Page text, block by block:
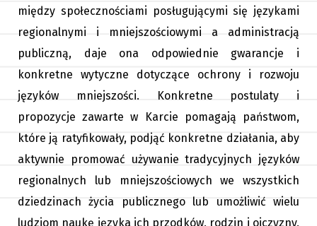
między społecznościami posługującymi się językami
regionalnymi i mniejszościowymi a administracją
publiczną, daje ona odpowiednie gwarancje i
konkretne wytyczne dotyczące ochrony i rozwoju
języków mniejszości. Konkretne postulaty i
propozycje zawarte w Karcie pomagają państwom,
które ją ratyfikowały, podjąć konkretne działania, aby
aktywnie promować używanie tradycyjnych języków
regionalnych lub mniejszościowych we wszystkich
dziedzinach życia publicznego lub umożliwić wielu
ludziom naukę języka ich przodków, rodzin i ojczyzny,